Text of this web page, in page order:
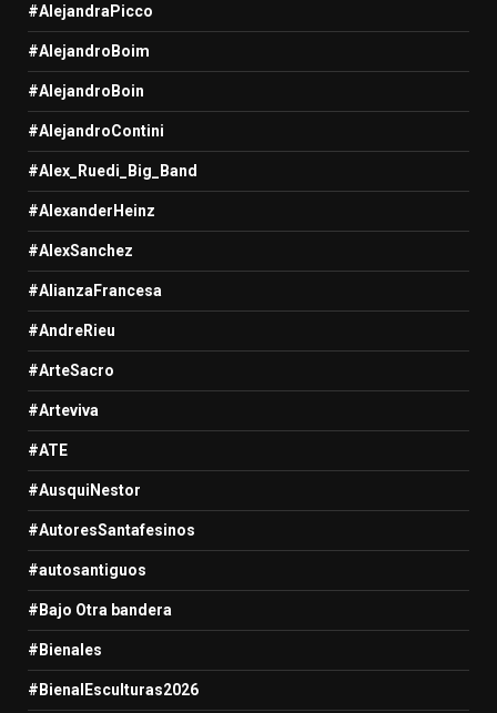
#AlejandraPicco
#AlejandroBoim
#AlejandroBoin
#AlejandroContini
#Alex_Ruedi_Big_Band
#AlexanderHeinz
#AlexSanchez
#AlianzaFrancesa
#AndreRieu
#ArteSacro
#Arteviva
#ATE
#AusquiNestor
#AutoresSantafesinos
#autosantiguos
#Bajo Otra bandera
#Bienales
#BienalEsculturas2026